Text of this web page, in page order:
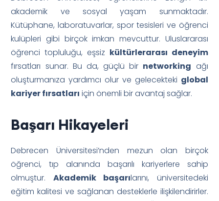
akademik ve sosyal yaşam sunmaktadır.
Kütüphane, laboratuvarlar, spor tesisleri ve öğrenci
kulüpleri gibi birçok imkan mevcuttur. Uluslararası
öğrenci topluluğu, eşsiz kültürlerarası deneyim
fırsatları sunar. Bu da, güçlü bir networking ağı
oluşturmanıza yardımcı olur ve gelecekteki global
kariyer fırsatları için önemli bir avantaj sağlar.
Başarı Hikayeleri
Debrecen Üniversitesi’nden mezun olan birçok
öğrenci, tıp alanında başarılı kariyerlere sahip
olmuştur. Akademik başarılarını, üniversitedeki
eğitim kalitesi ve sağlanan desteklerle ilişkilendirirler.